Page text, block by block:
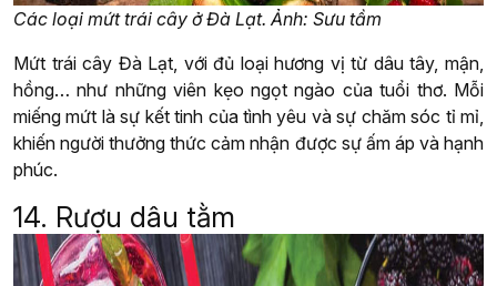
Các loại mứt trái cây ở Đà Lạt. Ảnh: Sưu tầm
Mứt trái cây Đà Lạt, với đủ loại hương vị từ dâu tây, mận,
hồng… như những viên kẹo ngọt ngào của tuổi thơ. Mỗi
miếng mứt là sự kết tinh của tình yêu và sự chăm sóc tỉ mỉ,
khiến người thưởng thức cảm nhận được sự ấm áp và hạnh
phúc.
14. Rượu dâu tằm